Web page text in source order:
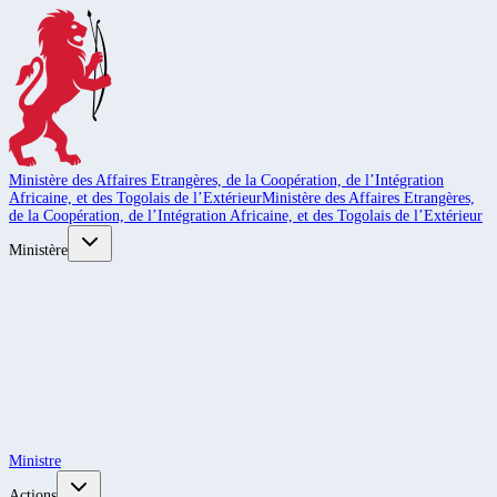
Ministère des Affaires Etrangères, de la Coopération, de l’Intégration
Africaine, et des Togolais de l’ExtérieurMinistère des Affaires Etrangères,
de la Coopération, de l’Intégration Africaine, et des Togolais de l’Extérieur
Ministère
Ministre